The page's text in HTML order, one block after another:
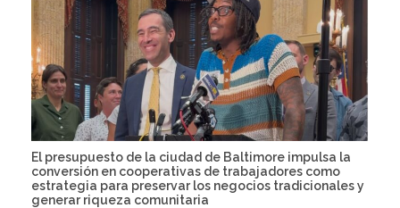
El presupuesto de la ciudad de Baltimore impulsa la
conversión en cooperativas de trabajadores como
estrategia para preservar los negocios tradicionales y
generar riqueza comunitaria